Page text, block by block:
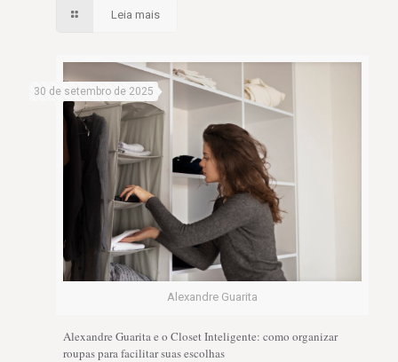
Leia mais
Alexandre Guarita
30 de setembro de 2025
Alexandre Guarita e o Closet Inteligente: como organizar
roupas para facilitar suas escolhas